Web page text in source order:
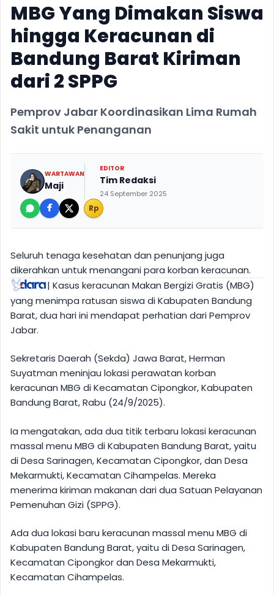
MBG Yang Dimakan Siswa
hingga Keracunan di
Bandung Barat Kiriman
dari 2 SPPG
Pemprov Jabar Koordinasikan Lima Rumah
Sakit untuk Penanganan
WARTAWAN
Maji
EDITOR
Tim Redaksi
24 September 2025
Rp
Seluruh tenaga kesehatan dan penunjang juga
dikerahkan untuk menangani para korban keracunan.
| Kasus keracunan Makan Bergizi Gratis (MBG)
yang menimpa ratusan siswa di Kabupaten Bandung
Barat, dua hari ini mendapat perhatian dari Pemprov
Jabar.
Sekretaris Daerah (Sekda) Jawa Barat, Herman
Suyatman meninjau lokasi perawatan korban
keracunan MBG di Kecamatan Cipongkor, Kabupaten
Bandung Barat, Rabu (24/9/2025).
Ia mengatakan, ada dua titik terbaru lokasi keracunan
massal menu MBG di Kabupaten Bandung Barat, yaitu
di Desa Sarinagen, Kecamatan Cipongkor, dan Desa
Mekarmukti, Kecamatan Cihampelas. Mereka
menerima kiriman makanan dari dua Satuan Pelayanan
Pemenuhan Gizi (SPPG).
Ada dua lokasi baru keracunan massal menu MBG di
Kabupaten Bandung Barat, yaitu di Desa Sarinagen,
Kecamatan Cipongkor dan Desa Mekarmukti,
Kecamatan Cihampelas.